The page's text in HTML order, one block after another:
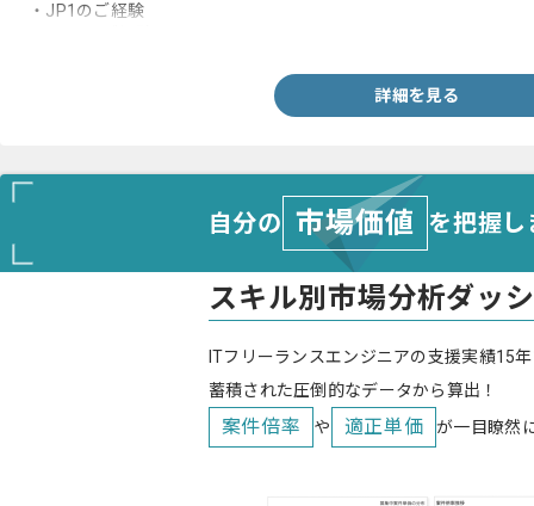
・JP1のご経験
詳細を見る
自分の 市場価値 を把握
スキル別市場分析ダッ
ITフリーランスエンジニアの支援実績15
蓄積された圧倒的なデータから算出！
案件倍率 や 適正単価 が一目瞭然